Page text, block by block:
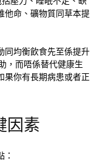
他命、礦物質同草本提
同均衡飲食先至係提升
，而唔係替代健康生
果你有長期病患或者正
因素